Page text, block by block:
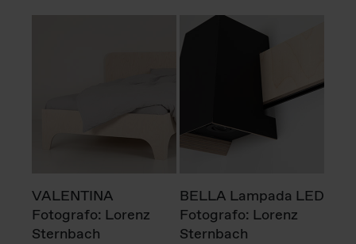
VALENTINA
Fotografo: Lorenz
Sternbach
BELLA Lampada LED
Fotografo: Lorenz
Sternbach